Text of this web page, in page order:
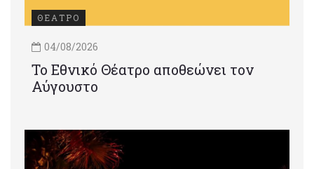
ΘΕΑΤΡΟ
04/08/2026
Το Εθνικό Θέατρο αποθεώνει τον
Αύγουστο